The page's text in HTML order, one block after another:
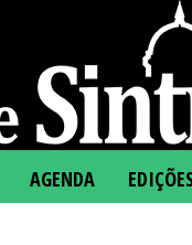
AGENDA